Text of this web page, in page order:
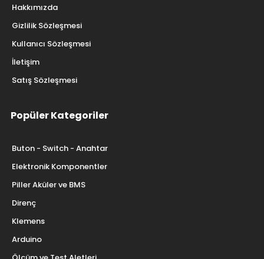
Hakkımızda
Gizlilik Sözleşmesi
Kullanıcı Sözleşmesi
İletişim
Satış Sözleşmesi
Popüler Kategoriler
Buton - Switch - Anahtar
Elektronik Komponentler
Piller Aküler ve BMS
Direnç
Klemens
Arduino